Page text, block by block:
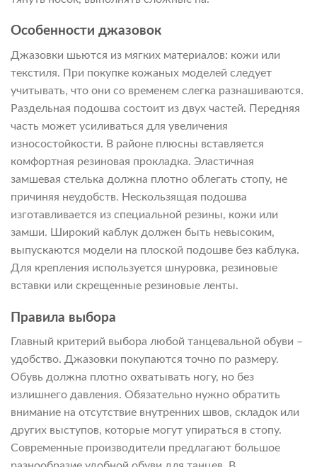
Особенности джазовок
Джазовки шьются из мягких материалов: кожи или
текстиля. При покупке кожаных моделей следует
учитывать, что они со временем слегка разнашиваются.
Раздельная подошва состоит из двух частей. Передняя
часть может усиливаться для увеличения
износостойкости. В районе плюсны вставляется
комфортная резиновая прокладка. Эластичная
замшевая стелька должна плотно облегать стопу, не
причиняя неудобств. Нескользящая подошва
изготавливается из специальной резины, кожи или
замши. Широкий каблук должен быть невысоким,
выпускаются модели на плоской подошве без каблука.
Для крепления используется шнуровка, резиновые
вставки или скрещенные резиновые ленты.
Правила выбора
Главный критерий выбора любой танцевальной обуви –
удобство. Джазовки покупаются точно по размеру.
Обувь должна плотно охватывать ногу, но без
излишнего давления. Обязательно нужно обратить
внимание на отсутствие внутренних швов, складок или
других выступов, которые могут упираться в стопу.
Современные производители предлагают большое